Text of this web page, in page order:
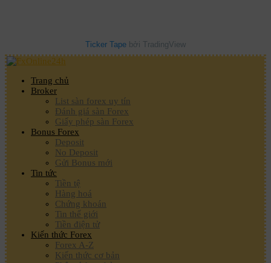
Ticker Tape bởi TradingView
Trang chủ
Broker
List sàn forex uy tín
Đánh giá sàn Forex
Giấy phép sàn Forex
Bonus Forex
Deposit
No Deposit
Gửi Bonus mới
Tin tức
Tiền tệ
Hàng hoá
Chứng khoán
Tin thế giới
Tiền điện tử
Kiến thức Forex
Forex A-Z
Kiến thức cơ bản